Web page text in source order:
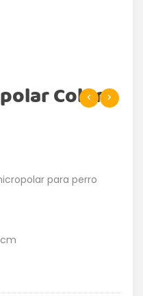
Color
para perro